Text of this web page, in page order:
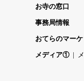
お寺の窓口
事務局情報
おてらのマーケ
メディア①